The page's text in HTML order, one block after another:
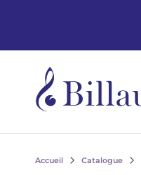
Accueil Catalogue